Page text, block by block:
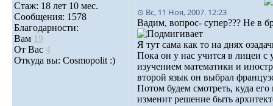
Стаж: 18 лет 10 мес.
Сообщения: 1578
Благодарности:
Вам 19
От Вас 4
Откуда вы: Cosmopolit :)
⊙ Вс, 11 Ноя, 2007. 12:23
Вадим, вопрос- супер??? Не в
Я тут сама как то на днях
Пока он у нас учится в лицеи с
изучением математики и
второй язык он выбрал
Потом будем смотреть, куда
изменит решение быть